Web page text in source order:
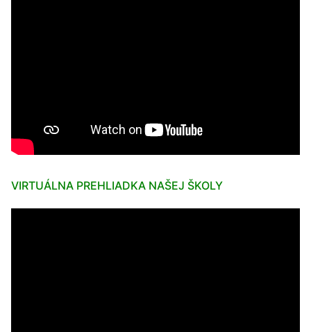
VIRTUÁLNA PREHLIADKA NAŠEJ ŠKOLY